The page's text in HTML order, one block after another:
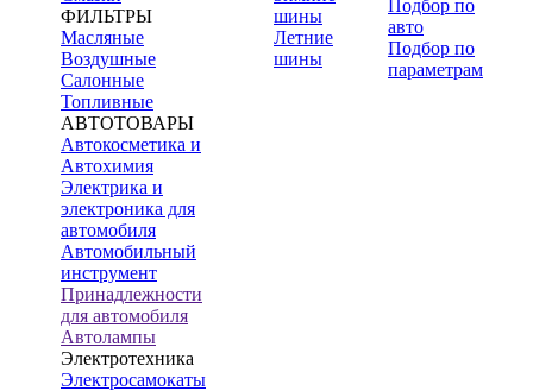
ФИЛЬТРЫ
Масляные
Воздушные
Салонные
Топливные
АВТОТОВАРЫ
Автокосметика и
Автохимия
Электрика и
электроника для
автомобиля
Автомобильный
инструмент
Принадлежности
для автомобиля
Автолампы
Электротехника
Электросамокаты
шины
Летние
шины
Подбор по
авто
Подбор по
параметрам